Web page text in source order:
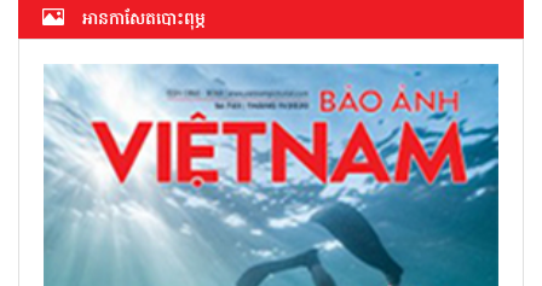
អាន​កាសែត​បោះពុម្ភ